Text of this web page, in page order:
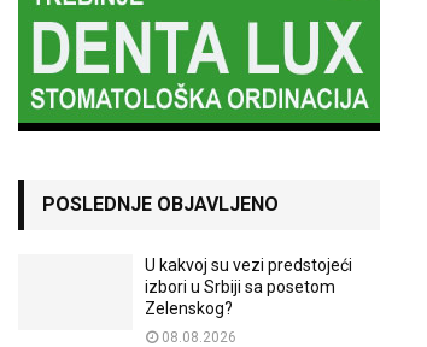
POSLEDNJE OBJAVLJENO
U kakvoj su vezi predstojeći
izbori u Srbiji sa posetom
Zelenskog?
08.08.2026